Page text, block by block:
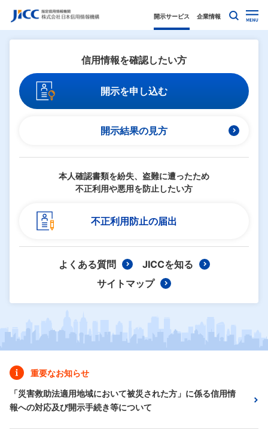
開示サービス 企業情報
信用情報を確認したい方
開示を申し込む
開示結果の見方
本人確認書類を紛失、盗難に遭ったため
不正利用や悪用を防止したい方
不正利用防止の届出
よくある質問
JICCを知る
サイトマップ
重要なお知らせ
「災害救助法適用地域において被災された方」に係る信用情
報への対応及び開示手続き等について